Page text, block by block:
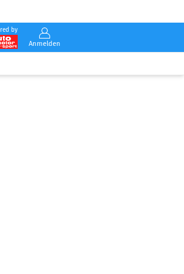
by
Anmelden